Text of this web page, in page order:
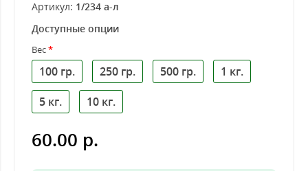
Артикул: 1/234 а-л
Доступные опции
Вес
100 гр. 250 гр. 500 гр.
1 кг.
5 кг.
10 кг.
60.00 р.